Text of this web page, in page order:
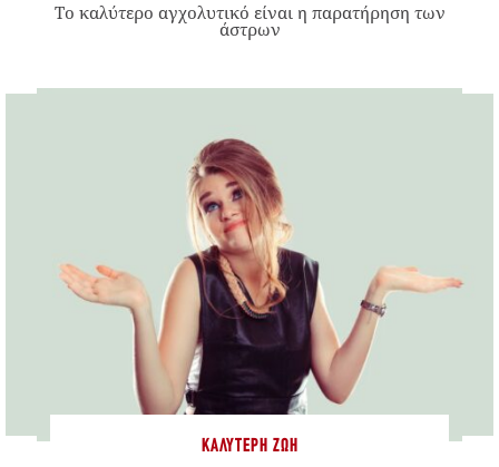
Το καλύτερο αγχολυτικό είναι η παρατήρηση των
άστρων
ΚΑΛΎΤΕΡΗ ΖΩΉ